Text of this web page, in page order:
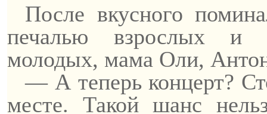
После вкусного
печалью взрослых и
молодых, мама Оли,
— А теперь концерт?
месте. Такой шанс